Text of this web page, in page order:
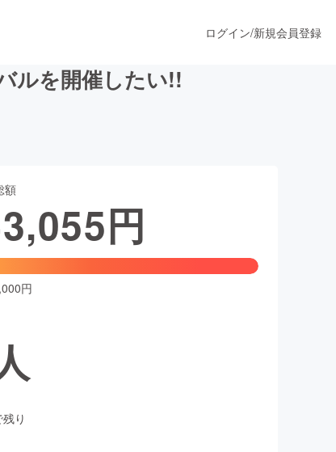
ファッション
ログイン/新規会員登録
ルを開催したい!!
額
円
円
り